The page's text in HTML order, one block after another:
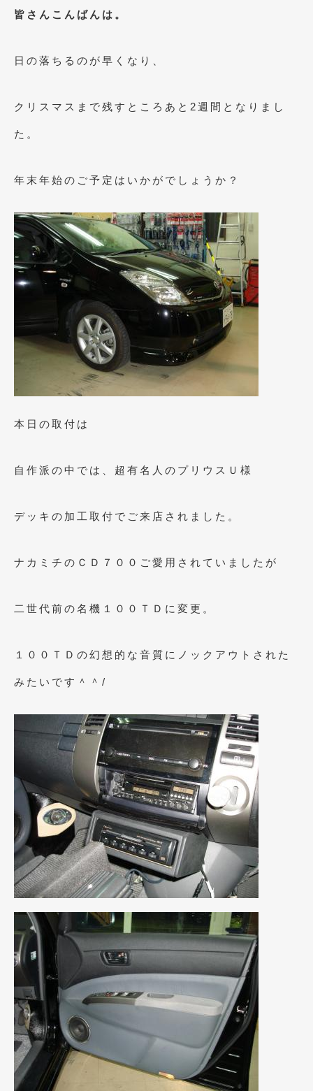
2024年6月(1)
2023年12月(2)
2023年9月(1)
2023年8月(2)
2023年4月(1)
2022年12月(1)
2022年10月 (2)
2022年8月(1)
2022年4月(2)
2022年1月(3)
2021年8月
2021年3月 (1)
2020年12月 (2)
2020年9月(3)
2020年6月(2)
2020年5月(4)
2020年4月(4)
2020年3月(4)
2020年2月(12)
2020年1月(6)
2019年12月(8)
2019年11月 (12)
2019年10月(7)
2019年9月(12)
2019年8月(10)
2019年7月 (17)
2019年6月(16)
2019年5月
皆さんこんばんは。
日の落ちるのが早くなり、
クリスマスまで残すところあと2週間となりまし
た。
年末年始のご予定はいかがでしょうか？
本日の取付は
自作派の中では、超有名人のプリウスＵ様
デッキの加工取付でご来店されました。
ナカミチのＣＤ７００ご愛用されていましたが
二世代前の名機１００ＴＤに変更。
１００ＴＤの幻想的な音質にノックアウトされた
みたいです＾＾/